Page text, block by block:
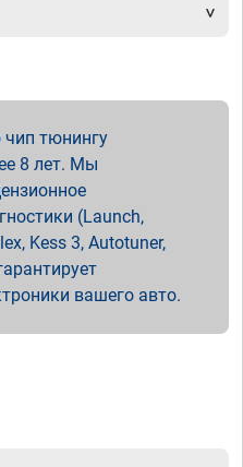
тюнингу
8 лет. Мы
(Launch,
Kess 3, Autotuner,
вашего авто.